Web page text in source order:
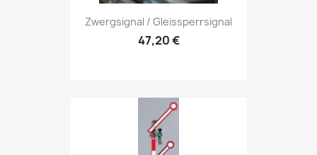
Zwergsignal / Gleissperrsignal
47,20 €